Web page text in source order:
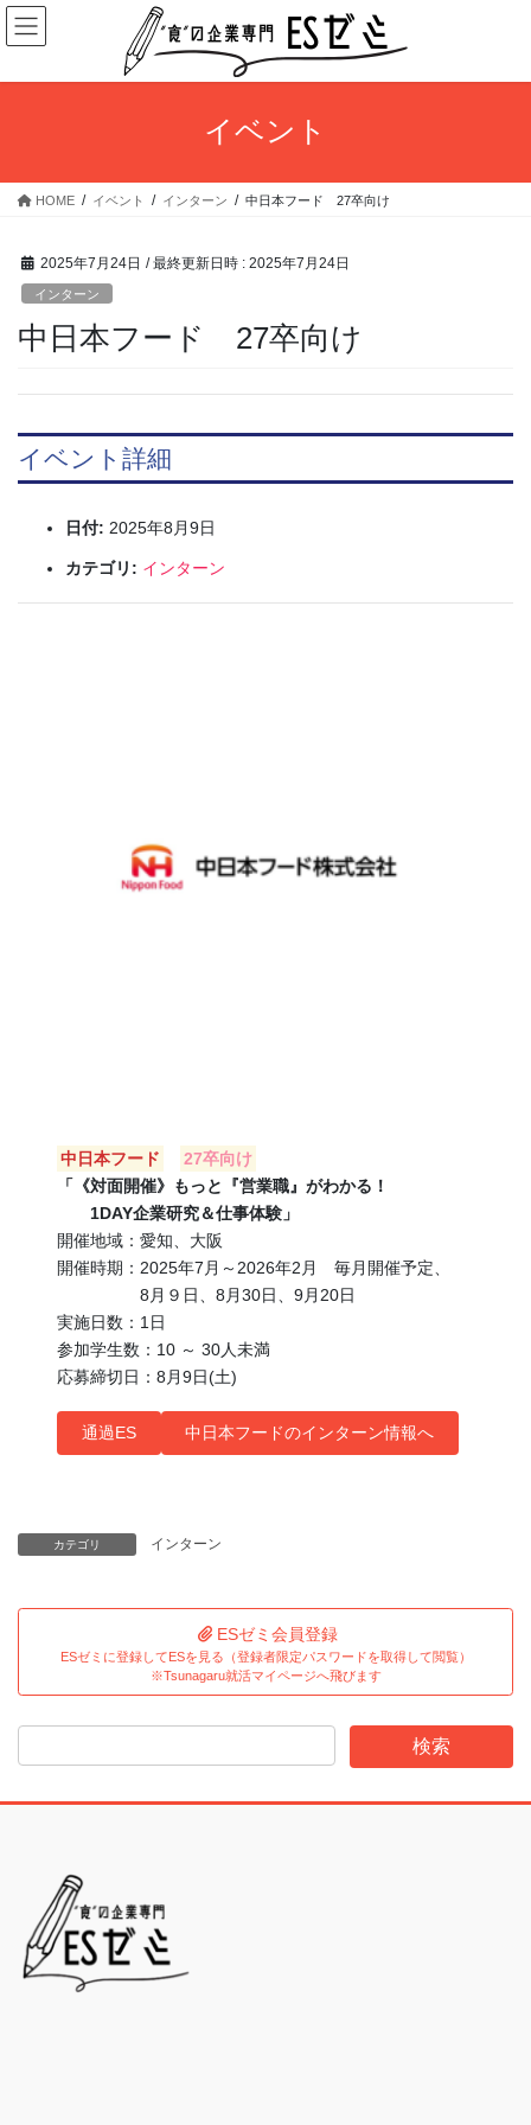
コ
ン
ン
キ
ナ
ビ
ー
に
イベント
HOME イベント インターン 中日本フード 27卒向け
2025年7月24日 / 最終更新日時 : 2025年7月24日
インターン
中日本フード 27卒向け
イベント詳細
日付: 2025年8月9日
カテゴリ: インターン
中日本フード
27卒向け
「《対面開催》もっと『営業職』がわかる！
1DAY企業研究＆仕事体験」
開催地域：愛知、大阪
開催時期：2025年7月～2026年2月 毎月開催予定、
8月９日、8月30日、9月20日
実施日数：1日
参加学生数：10 ～ 30人未満
応募締切日：8月9日(土)
通過ES 中日本フードのインターン情報へ
カテゴリ インターン
ESゼミ会員登録
ESゼミに登録してESを見る（登録者限定パスワードを取得して閲覧）
※Tsunagaru就活マイページへ飛びます